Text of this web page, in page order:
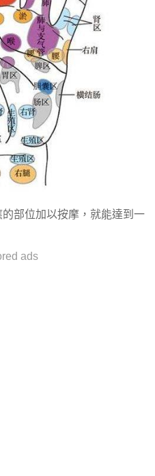
部位加以按摩，就能達到一
ads